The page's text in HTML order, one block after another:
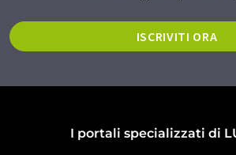
ISCRIVITI ORA
I portali specializzati di